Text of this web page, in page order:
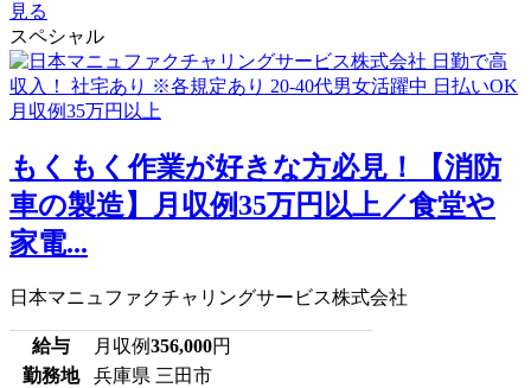
見る
スペシャル
もくもく作業が好きな方必見！【消防
車の製造】月収例35万円以上／食堂や
家電...
日本マニュファクチャリングサービス株式会社
給与 月収例356,000円
勤務地
兵庫県 三田市